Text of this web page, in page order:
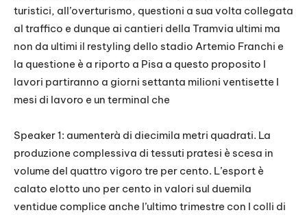
turistici, all’overturismo, questioni a sua volta collegata
al traffico e dunque ai cantieri della Tramvia ultimi ma
non da ultimi il restyling dello stadio Artemio Franchi e
la questione è a riporto a Pisa a questo proposito I
lavori partiranno a giorni settanta milioni ventisette I
mesi di lavoro e un terminal che
Speaker 1: aumenterà di diecimila metri quadrati. La
produzione complessiva di tessuti pratesi è scesa in
volume del quattro vigoro tre per cento. L’esport è
calato elotto uno per cento in valori sul duemila
ventidue complice anche l’ultimo trimestre con I colli di